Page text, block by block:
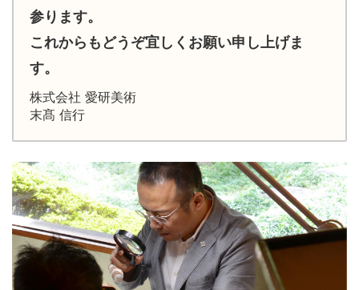
参ります。
これからもどうぞ宜しくお願い申し上げま
す。
株式会社 愛研美術
末髙 信行